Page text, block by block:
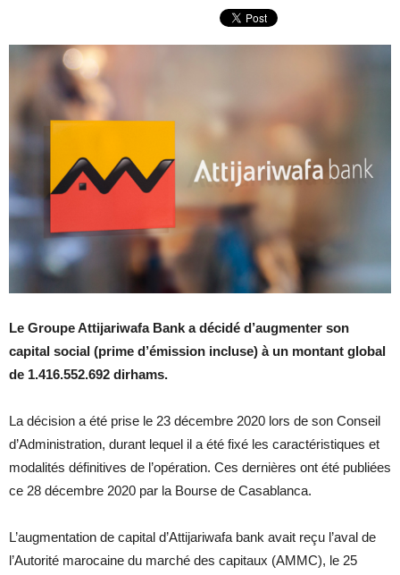
Le Groupe Attijariwafa Bank a décidé d’augmenter son
capital social (prime d’émission incluse) à un montant global
de 1.416.552.692 dirhams.
La décision a été prise le 23 décembre 2020 lors de son Conseil
d’Administration, durant lequel il a été fixé les caractéristiques et
modalités définitives de l’opération. Ces dernières ont été publiées
ce 28 décembre 2020 par la Bourse de Casablanca.
L’augmentation de capital d’Attijariwafa bank avait reçu l’aval de
l’Autorité marocaine du marché des capitaux (AMMC), le 25